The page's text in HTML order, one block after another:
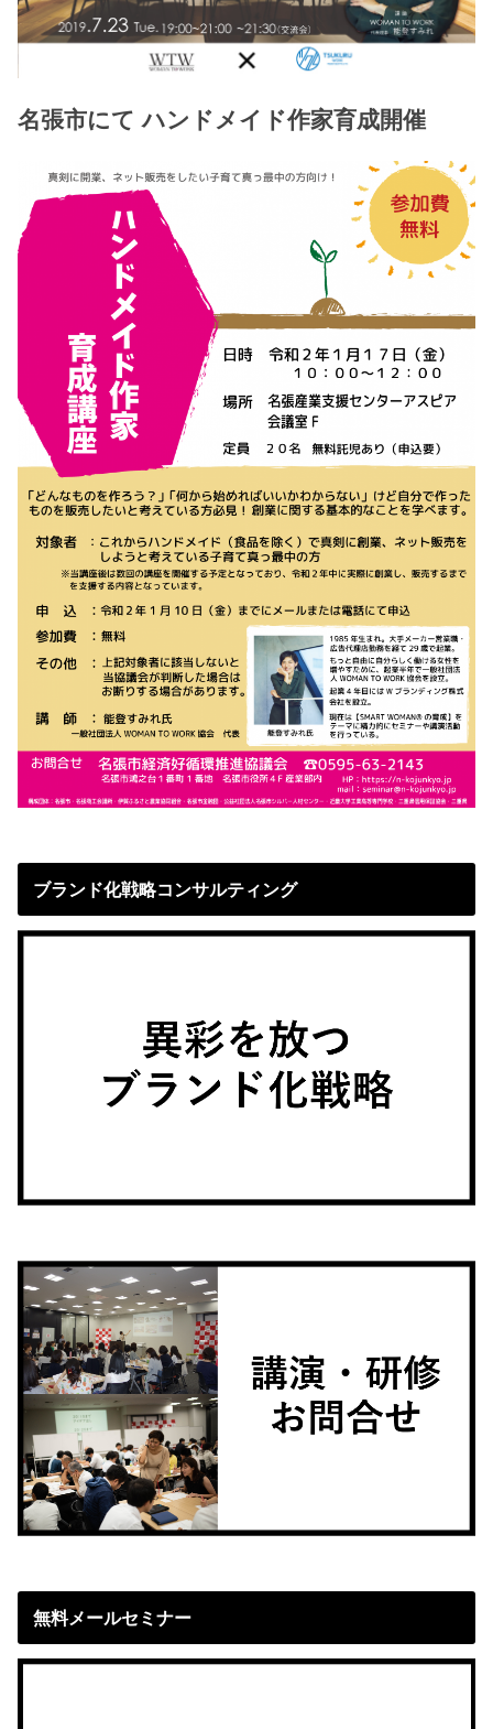
名張市にて ハンドメイド作家育成開催
ブランド化戦略コンサルティング
無料メールセミナー